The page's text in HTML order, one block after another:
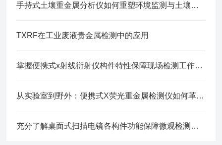
手持式土壤重金属分析仪如何重塑环境监测与土壤普查工作流
TXRF在工业废液贵金属检测中的应用
掌握便携式x射线衍射仪构件特性保障现场检测工作顺利开展
从实验室到野外：便携式X荧光重金属检测仪如何革新重金属污染应急监测效率
充分了解桌面式扫描电镜各构件功能保障微观检测工作有序开展